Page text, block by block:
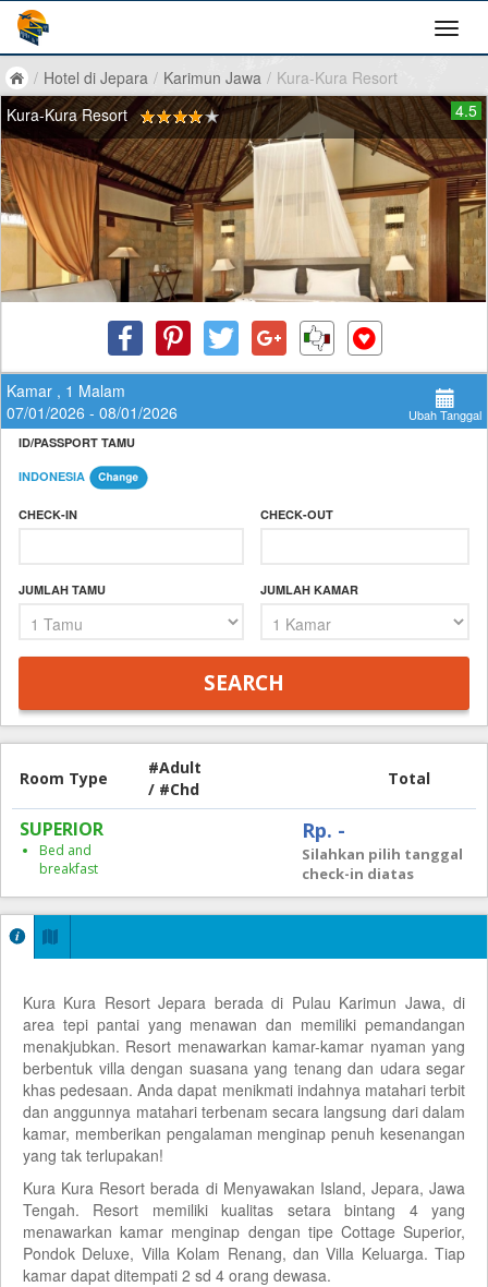
/ Hotel di Jepara / Karimun Jawa / Kura-Kura Resort
Kura-Kura Resort
4.5
Kamar , 1 Malam
07/01/2026 - 08/01/2026
Ubah Tanggal
ID/PASSPORT TAMU
INDONESIA
CHECK-IN CHECK-OUT
JUMLAH TAMU JUMLAH KAMAR
Room Type
#Adult
/ #Chd
Total
SUPERIOR
Bed and
breakfast
Rp. -
Silahkan pilih tanggal
check-in diatas
Kura Kura Resort Jepara berada di Pulau Karimun Jawa, di
area tepi pantai yang menawan dan memiliki pemandangan
menakjubkan. Resort menawarkan kamar-kamar nyaman yang
berbentuk villa dengan suasana yang tenang dan udara segar
khas pedesaan. Anda dapat menikmati indahnya matahari terbit
dan anggunnya matahari terbenam secara langsung dari dalam
kamar, memberikan pengalaman menginap penuh kesenangan
yang tak terlupakan!
Kura Kura Resort berada di Menyawakan Island, Jepara, Jawa
Tengah. Resort memiliki kualitas setara bintang 4 yang
menawarkan kamar menginap dengan tipe Cottage Superior,
Pondok Deluxe, Villa Kolam Renang, dan Villa Keluarga. Tiap
kamar dapat ditempati 2 sd 4 orang dewasa.